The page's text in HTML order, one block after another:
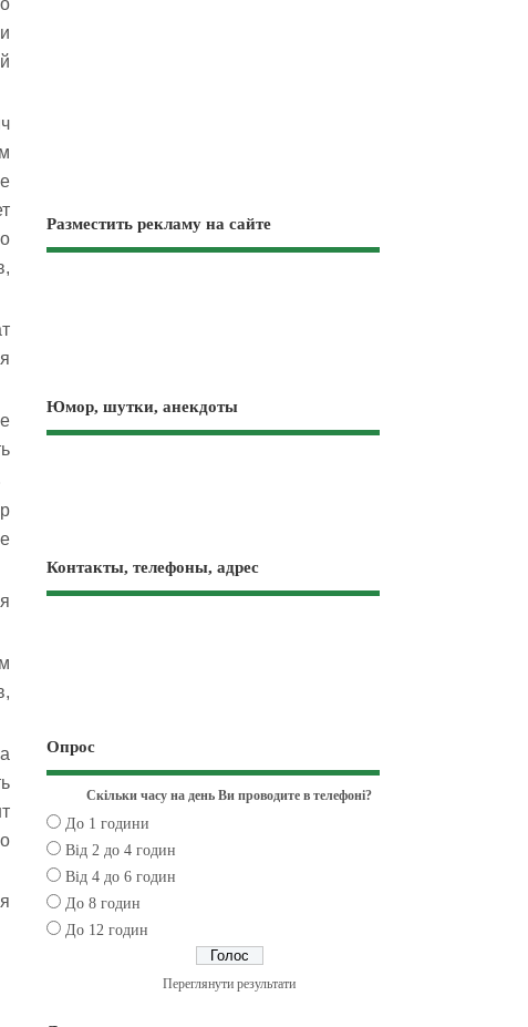
Разместить рекламу на сайте
Юмор, шутки, анекдоты
Контакты, телефоны, адрес
Опрос
Скільки часу на день Ви проводите в телефоні?
До 1 години
Від 2 до 4 годин
Від 4 до 6 годин
До 8 годин
До 12 годин
Переглянути результати